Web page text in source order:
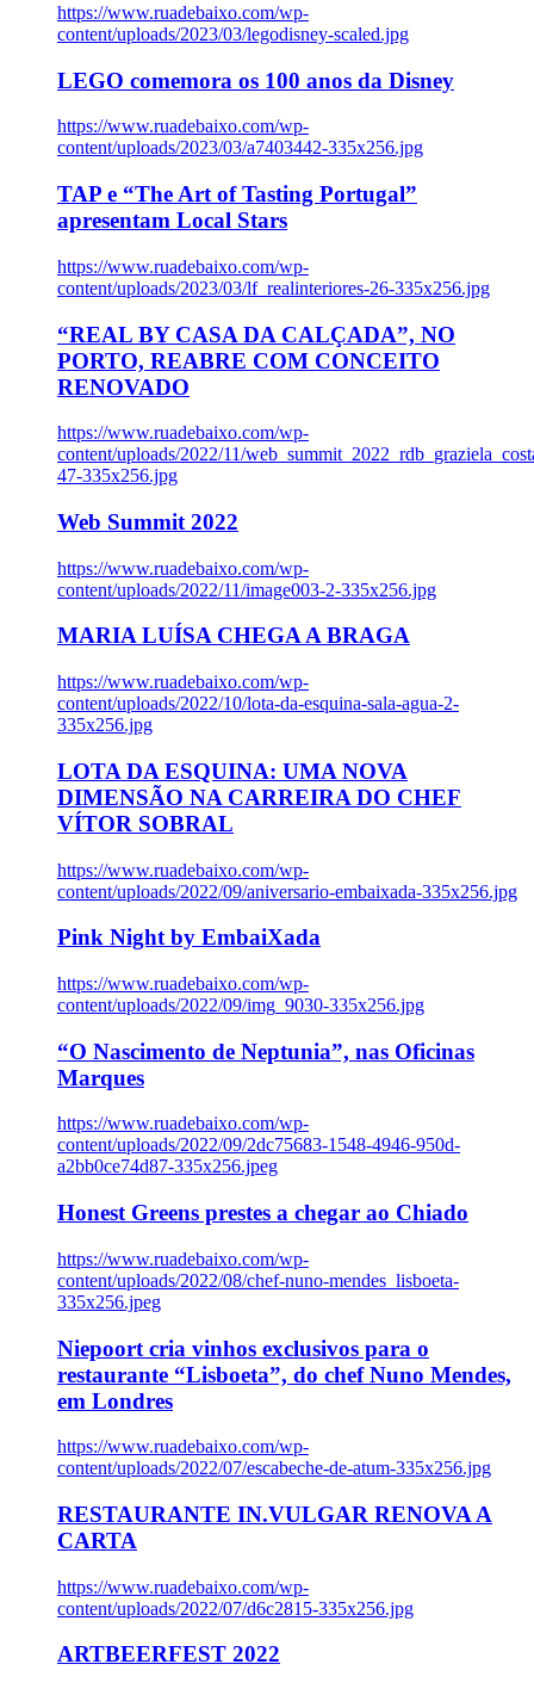
https://www.ruadebaixo.com/wp-
content/uploads/2023/03/legodisney-scaled.jpg
LEGO comemora os 100 anos da Disney
https://www.ruadebaixo.com/wp-
content/uploads/2023/03/a7403442-335x256.jpg
TAP e “The Art of Tasting Portugal”
apresentam Local Stars
https://www.ruadebaixo.com/wp-
content/uploads/2023/03/lf_realinteriores-26-335x256.jpg
“REAL BY CASA DA CALÇADA”, NO
PORTO, REABRE COM CONCEITO
RENOVADO
https://www.ruadebaixo.com/wp-
content/uploads/2022/11/
47-335x256.jpg
Web Summit 2022
https://www.ruadebaixo.com/wp-
content/uploads/2022/11/image003-2-335x256.jpg
MARIA LUÍSA CHEGA A BRAGA
https://www.ruadebaixo.com/wp-
content/uploads/2022/10/lota-da-esquina-sala-agua-2-
335x256.jpg
LOTA DA ESQUINA: UMA NOVA
DIMENSÃO NA CARREIRA DO CHEF
VÍTOR SOBRAL
https://www.ruadebaixo.com/wp-
content/uploads/2022/09/aniversario-embaixada-335x256.jpg
Pink Night by EmbaiXada
https://www.ruadebaixo.com/wp-
content/uploads/2022/09/img_9030-335x256.jpg
“O Nascimento de Neptunia”, nas Oficinas
Marques
https://www.ruadebaixo.com/wp-
content/uploads/2022/09/2dc75683-1548-4946-950d-
a2bb0ce74d87-335x256.jpeg
Honest Greens prestes a chegar ao Chiado
https://www.ruadebaixo.com/wp-
content/uploads/2022/08/chef-nuno-mendes_lisboeta-
335x256.jpeg
Niepoort cria vinhos exclusivos para o
restaurante “Lisboeta”, do chef Nuno Mendes,
em Londres
https://www.ruadebaixo.com/wp-
content/uploads/2022/07/escabeche-de-atum-335x256.jpg
RESTAURANTE IN.VULGAR RENOVA A
CARTA
https://www.ruadebaixo.com/wp-
content/uploads/2022/07/d6c2815-335x256.jpg
ARTBEERFEST 2022